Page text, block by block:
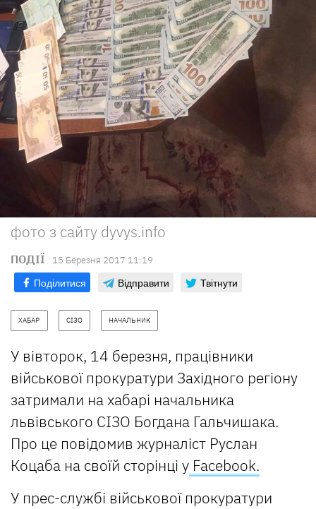
фото з сайту dyvys.info
ПОДІЇ 15 Березня 2017 11:19
Поділитися Відправити Твітнути
ХАБАР СІЗО НАЧАЛЬНИК
У вівторок, 14 березня, працівники
військової прокуратури Західного регіону
затримали на хабарі начальника
львівського СІЗО Богдана Гальчишака.
Про це повідомив журналіст Руслан
Коцаба на своїй сторінці у Facebook.
У прес-службі військової прокуратури